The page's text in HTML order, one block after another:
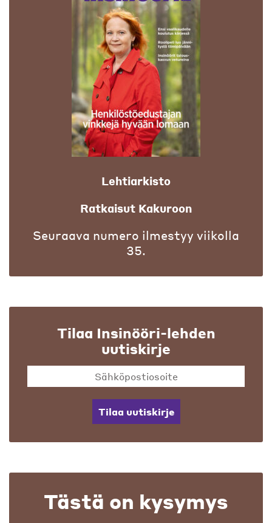
Lehtiarkisto
Ratkaisut Kakuroon
Seuraava numero ilmestyy viikolla
35.
Tilaa Insinööri-lehden
uutiskirje
Tilaa uutiskirje
Tästä on kysymys